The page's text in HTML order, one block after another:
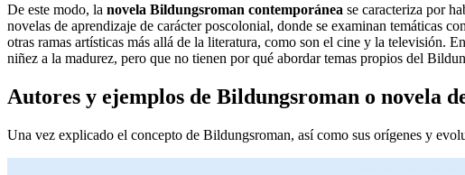
De este modo, la novela Bildungsroman contemporánea se caracteriza por
novelas de aprendizaje de carácter poscolonial, donde se examinan temáticas
otras ramas artísticas más allá de la literatura, como son el cine y la televisión.
niñez a la madurez, pero que no tienen por qué abordar temas propios del
Autores y ejemplos de Bildungsroman o novela
Una vez explicado el concepto de Bildungsroman, así como sus orígenes y